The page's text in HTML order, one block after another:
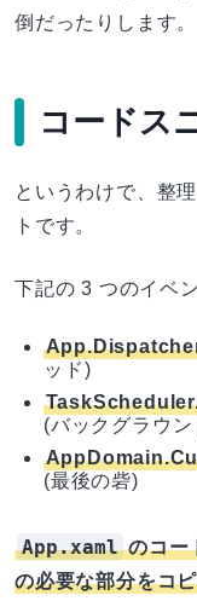
倒だったりします。
コードス
というわけで、整
トです。
下記の 3 つのイベ
ッド)
(バックグラウ
(最後の砦)
App.xaml のコー
の必要な部分をコ